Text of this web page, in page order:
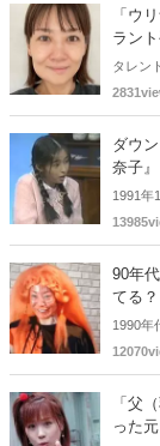
「ウ
ラン
に！！
タレン
った後
ダウ
奈子
1991年
父さん(
になり
90年
てる
1990年
モーと
「父
った